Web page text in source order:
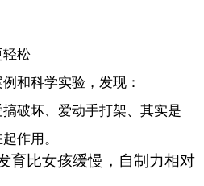
轻松
和科学实验，发现：
破坏、爱动手打架、其实是
作用。
育比女孩缓慢，自制力相对